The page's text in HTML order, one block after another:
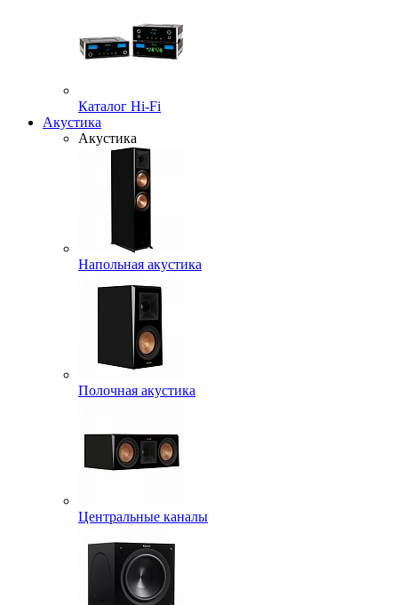
Каталог Hi-Fi
Акустика
Акустика
Напольная акустика
Полочная акустика
Центральные каналы